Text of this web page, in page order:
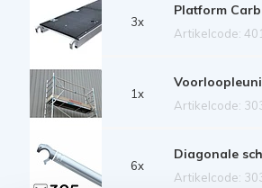
3x
Platform
Artikelcode:
1x
Artikelcode:
6x
Diagonale
Artikelcode: